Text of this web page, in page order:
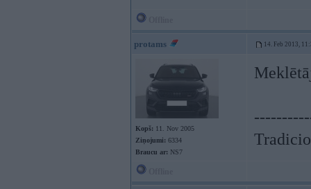
protams 14. Feb 2013,
Kopš: 11. Nov 2005
Ziņojumi: 6334
Braucu ar: NS7